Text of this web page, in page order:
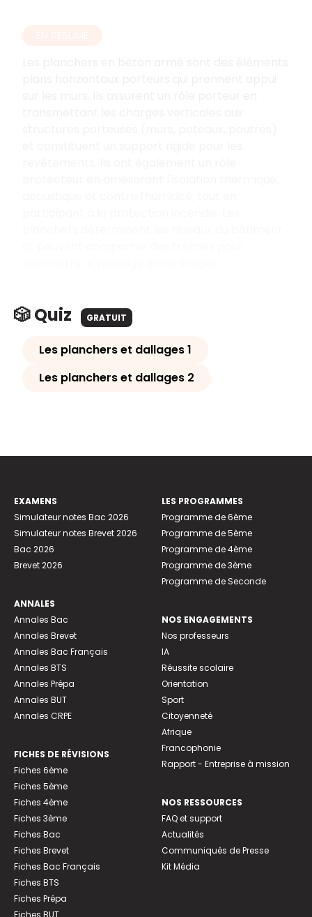
🎲 Quiz GRATUIT
Les planchers et dallages 1
Les planchers et dallages 2
EXAMENS
Simulateur notes Bac 2026
Simulateur notes Brevet 2026
Bac 2026
Brevet 2026
ANNALES
Annales Bac
Annales Brevet
Annales Bac Français
Annales BTS
Annales Prépa
Annales BUT
Annales CRPE
FICHES DE RÉVISIONS
Fiches 6ème
Fiches 5ème
Fiches 4ème
Fiches 3ème
Fiches Bac
Fiches Brevet
Fiches Bac Français
Fiches BTS
Fiches Prépa
Fiches BUT
LES PROGRAMMES
Programme de 6ème
Programme de 5ème
Programme de 4ème
Programme de 3ème
Programme de Seconde
NOS ENGAGEMENTS
Nos professeurs
IA
Réussite scolaire
Orientation
Sport
Citoyenneté
Afrique
Francophonie
Rapport - Entreprise à mission
NOS RESSOURCES
FAQ et support
Actualités
Communiqués de Presse
Kit Média